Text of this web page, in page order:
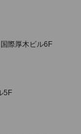
際厚木ビル6F
5F